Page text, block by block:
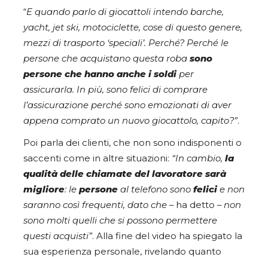
“E quando parlo di giocattoli intendo barche,
yacht, jet ski, motociclette, cose di questo genere,
mezzi di trasporto ‘speciali’. Perché? Perché le
persone che acquistano questa roba sono
persone che hanno anche i soldi per
assicurarla. In più, sono felici di comprare
l’assicurazione perché sono emozionati di aver
appena comprato un nuovo giocattolo, capito?”.
Poi parla dei clienti, che non sono indisponenti o
saccenti come in altre situazioni: “In cambio, la
qualità delle chiamate del lavoratore sarà
migliore: le persone al telefono sono felicie non
saranno così frequenti, dato che – ha detto –non
sono molti quelli che si possono permettere
questi acquisti”. Alla fine del video ha spiegato la
sua esperienza personale, rivelando quanto